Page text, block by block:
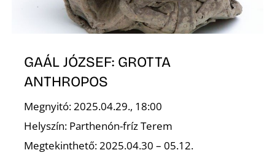
GAÁL JÓZSEF: GROTTA
ANTHROPOS
Megnyitó: 2025.04.29., 18:00
Helyszín: Parthenón-fríz Terem
Megtekinthető: 2025.04.30 – 05.12.